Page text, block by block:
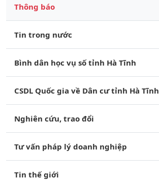
Thông báo
Tin trong nước
Bình dân học vụ số tỉnh Hà Tĩnh
CSDL Quốc gia về Dân cư tỉnh Hà Tĩnh
Nghiên cứu, trao đổi
Tư vấn pháp lý doanh nghiệp
Tin thế giới